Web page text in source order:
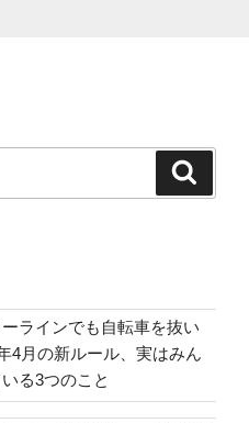
ラインでも自転車を抜い
4月の新ルール、実はみん
る3つのこと